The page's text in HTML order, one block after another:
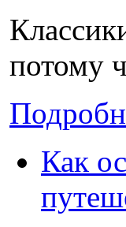
потому
Как